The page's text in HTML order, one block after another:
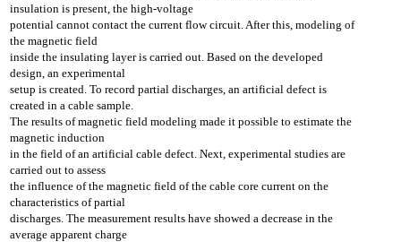
insulation is present, the high-voltage
potential cannot contact the current flow circuit. After this, modeling of
the magnetic field
inside the insulating layer is carried out. Based on the developed
design, an experimental
setup is created. To record partial discharges, an artificial defect is
created in a cable sample.
The results of magnetic field modeling made it possible to estimate the
magnetic induction
in the field of an artificial cable defect. Next, experimental studies are
carried out to assess
the influence of the magnetic field of the cable core current on the
characteristics of partial
discharges. The measurement results have showed a decrease in the
average apparent charge